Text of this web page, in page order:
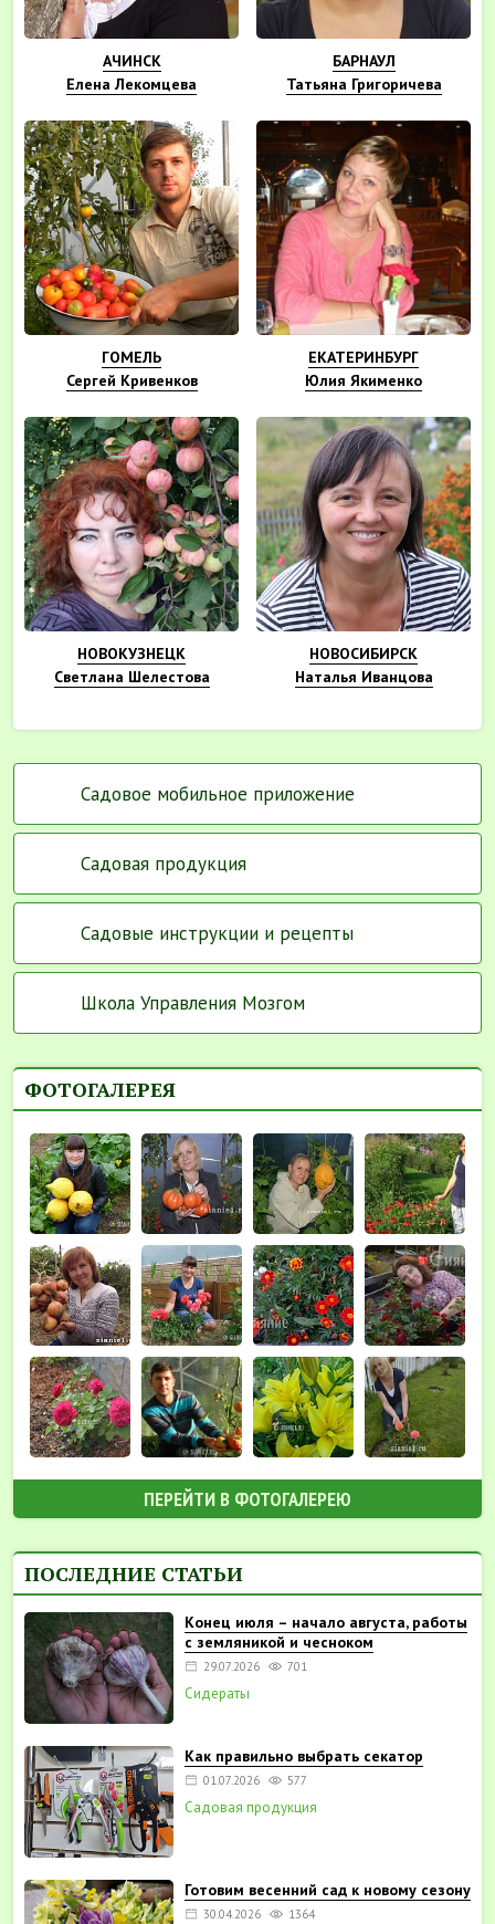
АЧИНСК
Елена Лекомцева
БАРНАУЛ
Татьяна Григоричева
ГОМЕЛЬ
Сергей Кривенков
ЕКАТЕРИНБУРГ
Юлия Якименко
НОВОКУЗНЕЦК
Светлана Шелестова
НОВОСИБИРСК
Наталья Иванцова
Садовое мобильное приложение
Садовая продукция
Садовые инструкции и рецепты
Школа Управления Мозгом
ФОТОГАЛЕРЕЯ
ПЕРЕЙТИ В ФОТОГАЛЕРЕЮ
ПОСЛЕДНИЕ СТАТЬИ
Конец июля – начало августа, работы
с земляникой и чесноком
29.07.2026 701
Сидераты
Как правильно выбрать секатор
01.07.2026 577
Садовая продукция
Готовим весенний сад к новому сезону
30.04.2026 1364